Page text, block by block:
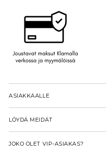
ASIAKKAALLE
LÖYDÄ MEIDÄT
JOKO OLET VIP-ASIAKAS?